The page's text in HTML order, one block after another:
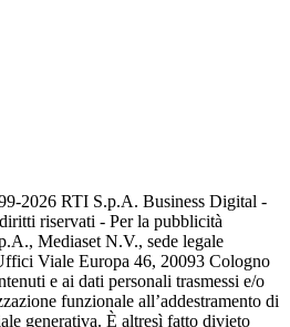
2026 RTI S.p.A. Business Digital -
riservati - Per la pubblicità
Mediaset N.V., sede legale
Viale Europa 46, 20093 Cologno
e ai dati personali trasmessi e/o
funzionale all’addestramento di
generativa. È altresì fatto divieto